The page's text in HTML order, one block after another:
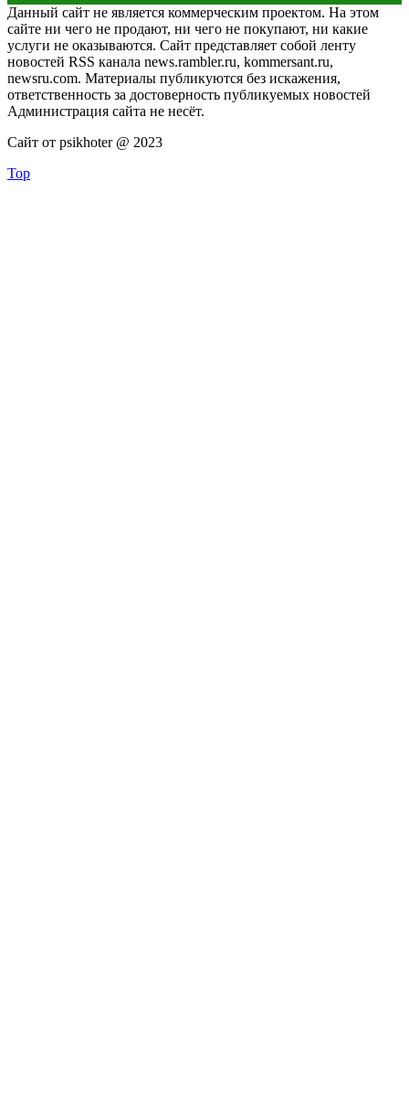
Данный сайт не является коммерческим проектом. На этом
сайте ни чего не продают, ни чего не покупают, ни какие
услуги не оказываются. Сайт представляет собой ленту
новостей RSS канала news.rambler.ru, kommersant.ru,
newsru.com. Материалы публикуются без искажения,
ответственность за достоверность публикуемых новостей
Администрация сайта не несёт.
Сайт от psikhoter @ 2023
Top